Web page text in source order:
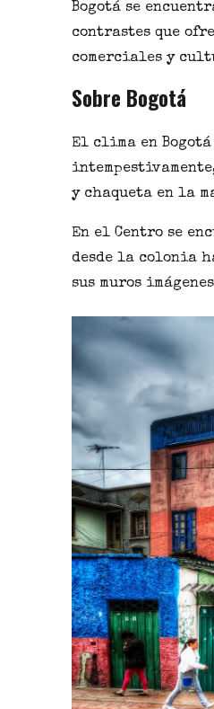
Bogotá se
contrastes que
comerciales y
Sobre Bogotá
El clima en Bogotá
y chaqueta en la
En elCentro se
desde la colonia
sus muros